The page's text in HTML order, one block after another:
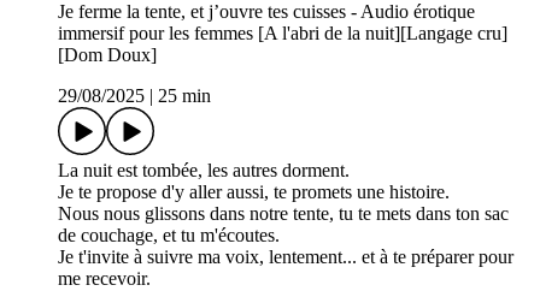
Je ferme la tente, et j’ouvre tes cuisses - Audio érotique
immersif pour les femmes [A l'abri de la nuit][Langage cru]
[Dom Doux]
29/08/2025
25 min
La nuit est tombée, les autres dorment.
Je te propose d'y aller aussi, te promets une histoire.
Nous nous glissons dans notre tente, tu te mets dans ton sac
de couchage, et tu m'écoutes.
Je t'invite à suivre ma voix, lentement... et à te préparer pour
me recevoir.